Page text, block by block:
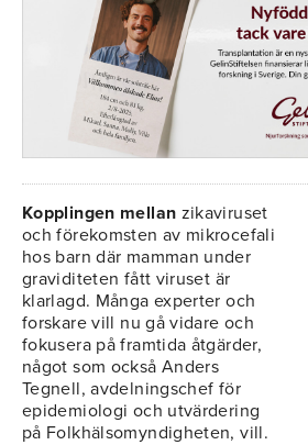
Kopplingen mellan zikaviruset
och förekomsten av mikrocefali
hos barn där mamman under
graviditeten fått viruset är
klarlagd. Många experter och
forskare vill nu gå vidare och
fokusera på framtida åtgärder,
något som också Anders
Tegnell, avdelningschef för
epidemiologi och utvärdering
på Folkhälsomyndigheten, vill.